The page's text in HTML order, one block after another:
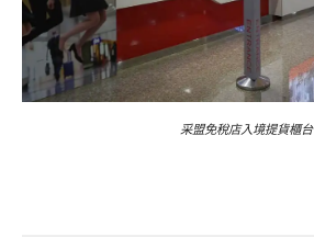
采盟免稅店入境提貨櫃台